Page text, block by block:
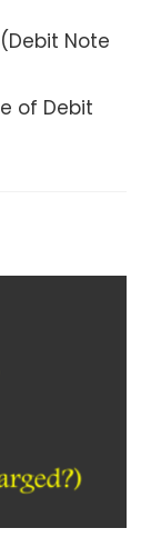
(Debit Note
of Debit